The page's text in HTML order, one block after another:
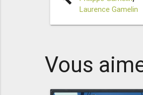
Laurence Gamelin
Vous